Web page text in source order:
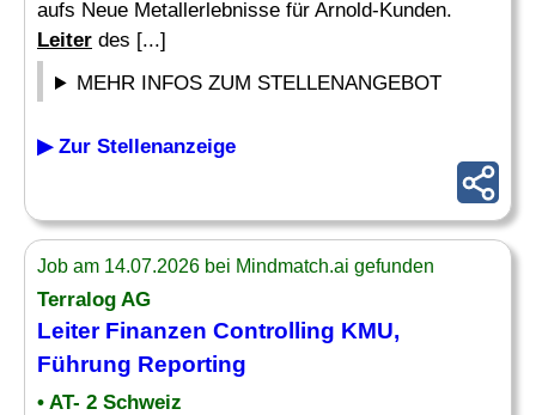
aufs Neue Metallerlebnisse für Arnold-Kunden.
Leiter des [...]
MEHR INFOS ZUM STELLENANGEBOT
▶ Zur Stellenanzeige
Job am 14.07.2026 bei Mindmatch.ai gefunden
Terralog AG
LeiterFinanzen Controlling KMU,
Führung Reporting
• AT- 2 Schweiz